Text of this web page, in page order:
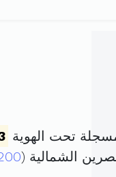
تحت الهوية
الشمالية (